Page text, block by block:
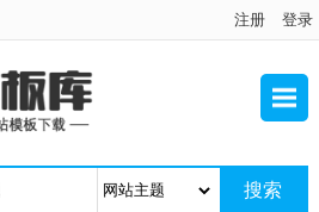
注册 登录